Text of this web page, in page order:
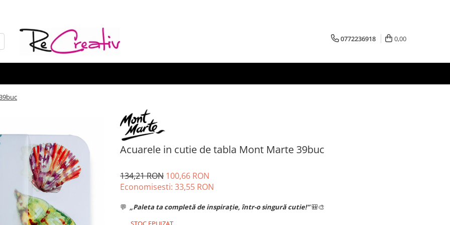
0772236918 0,00
Acuarele in cutie de tabla Mont Marte 39buc
134,21 RON 100,66 RON
Economisesti: 33,55 RON
💬 „Paleta ta completă de inspirație, într-o singură cutie!”🎒🎨